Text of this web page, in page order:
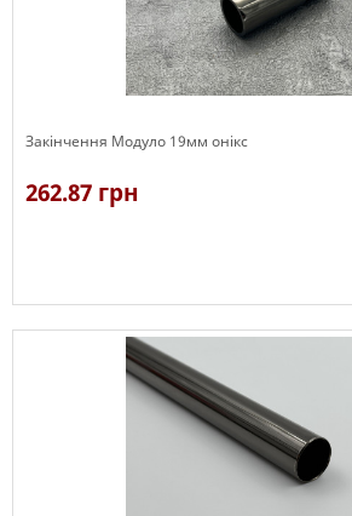
Закінчення Модуло 19мм онікс
262.87 грн